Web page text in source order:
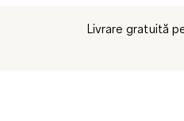
Livrare gratuită